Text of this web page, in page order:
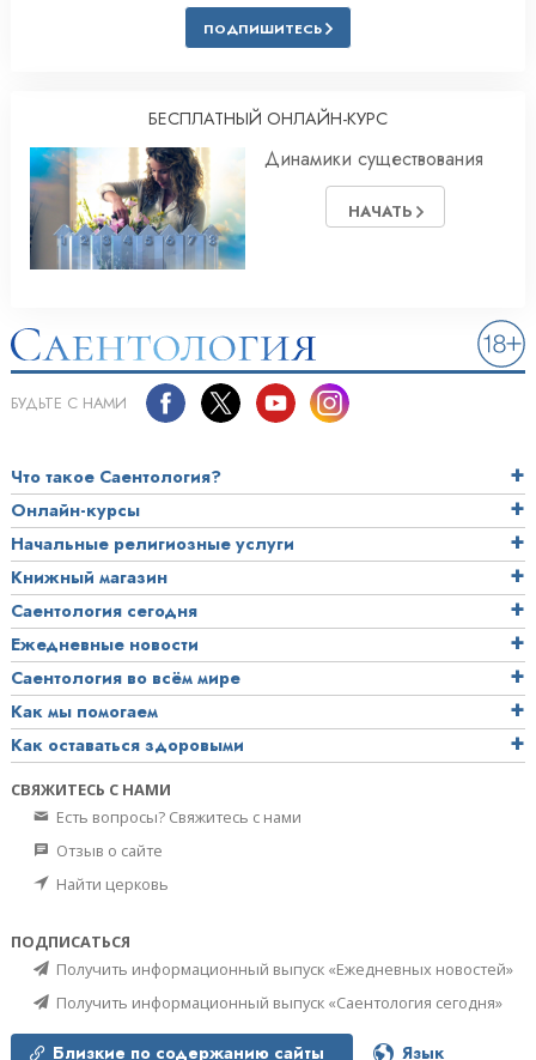
ПОДПИШИТЕСЬ
БЕСПЛАТНЫЙ ОНЛАЙН-КУРС
Динамики существования
НАЧАТЬ
БУДЬТЕ С НАМИ
Что такое Саентология?
Онлайн-курсы
Начальные религиозные услуги
Книжный магазин
Саентология сегодня
Ежедневные новости
Саентология во всём мире
Как мы помогаем
Как оставаться здоровыми
СВЯЖИТЕСЬ С НАМИ
Есть вопросы? Свяжитесь с нами
Отзыв о сайте
Найти церковь
ПОДПИСАТЬСЯ
Получить информационный выпуск «Ежедневных новостей»
Получить информационный выпуск «Саентология сегодня»
Близкие по содержанию сайты Язык